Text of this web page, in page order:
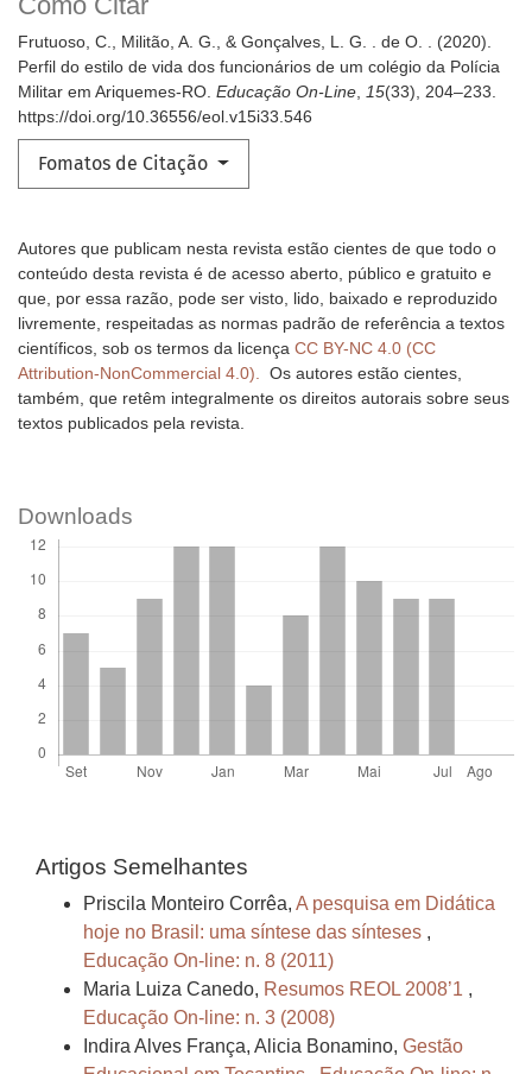
Frutuoso, C., Militão, A. G., & Gonçalves, L. G. . de O. . (2020).
Perfil do estilo de vida dos funcionários de um colégio da Polícia
Militar em Ariquemes-RO. Educação On-Line, 15(33), 204–233.
https://doi.org/10.36556/eol.v15i33.546
Fomatos de Citação
Autores que publicam nesta revista estão cientes de que todo o
conteúdo desta revista é de acesso aberto, público e gratuito e
que, por essa razão, pode ser visto, lido, baixado e reproduzido
livremente, respeitadas as normas padrão de referência a textos
científicos, sob os termos da licença CC BY-NC 4.0 (CC
Attribution-NonCommercial 4.0). Os autores estão cientes,
também, que retêm integralmente os direitos autorais sobre seus
textos publicados pela revista.
Downloads
Artigos Semelhantes
Priscila Monteiro Corrêa, A pesquisa em Didática
hoje no Brasil: uma síntese das sínteses ,
Educação On-line: n. 8 (2011)
Maria Luiza Canedo, Resumos REOL 2008’1 ,
Educação On-line: n. 3 (2008)
Indira Alves França, Alicia Bonamino, Gestão